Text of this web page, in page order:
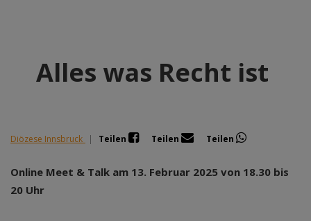
Alles was Recht ist
Diözese Innsbruck | Teilen Teilen Teilen
Online Meet & Talk am 13. Februar 2025 von 18.30 bis
20 Uhr